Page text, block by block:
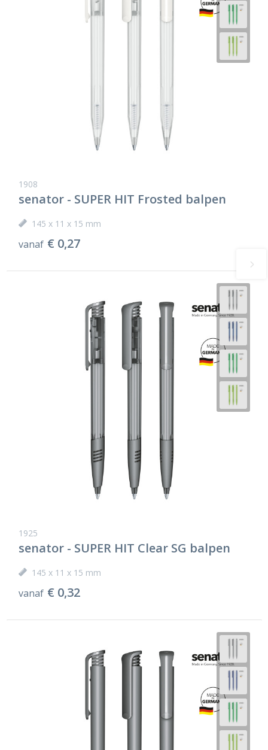
1908
senator - SUPER HIT Frosted balpen
145 x 11 x 15 mm
vanaf € 0,27
1925
senator - SUPER HIT Clear SG balpen
145 x 11 x 15 mm
vanaf € 0,32